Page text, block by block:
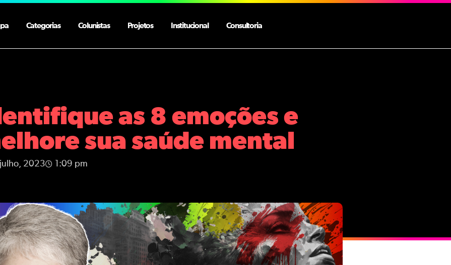
Categorias Colunistas Projetos Institucional Consultoria
as 8 emoções e
sua saúde mental
2023 1:09 pm